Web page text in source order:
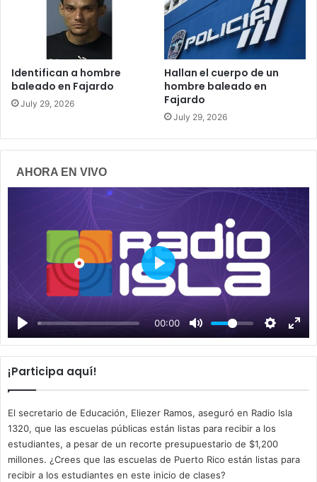
Identifican a hombre
baleado en Fajardo
July 29, 2026
Hallan el cuerpo de un
hombre baleado en
Fajardo
July 29, 2026
AHORA EN VIVO
00:00
P
a
y
¡Participa aquí!
El secretario de Educación, Eliezer Ramos, aseguró en Radio Isla
1320, que las escuelas públicas están listas para recibir a los
estudiantes, a pesar de un recorte presupuestario de $1,200
millones. ¿Crees que las escuelas de Puerto Rico están listas para
recibir a los estudiantes en este inicio de clases?